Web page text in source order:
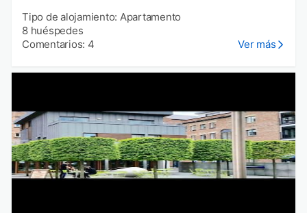
Tipo de alojamiento: Apartamento
8 huéspedes
Comentarios: 4
Ver más